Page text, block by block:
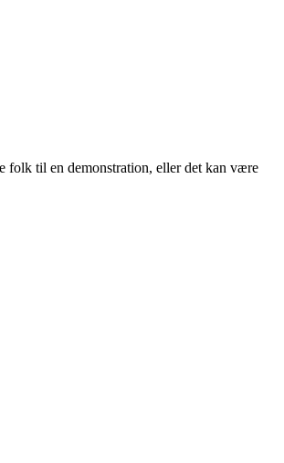
folk til en demonstration, eller det kan være